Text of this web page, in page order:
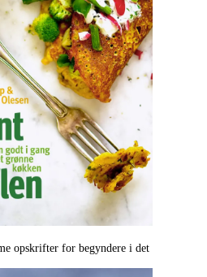
opskrifter for begyndere i det